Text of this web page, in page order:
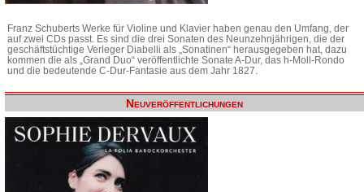
Franz Schuberts Werke für Violine und Klavier haben genau den Umfang, der
auf zwei CDs passt. Es sind die drei Sonaten des Neunzehnjährigen, die der
geschäftstüchtige Verleger Diabelli als „Sonatinen“ herausgegeben hat, dazu
kommen die als „Grand Duo“ veröffentlichte Sonate A-Dur, das h-Moll-Rondo
und die bedeutende C-Dur-Fantasie aus dem Jahr 1827.
Neuveröffentlichungen